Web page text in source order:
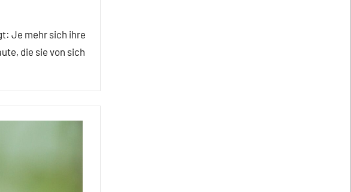
Je mehr sich ihre
die sie von sich